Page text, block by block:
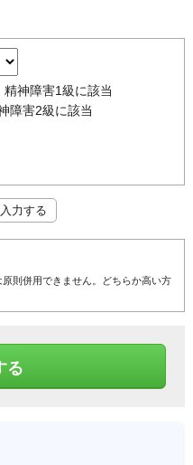
神障害1級に該当
障害2級に該当
力する
則併用できません。どちらか高い方